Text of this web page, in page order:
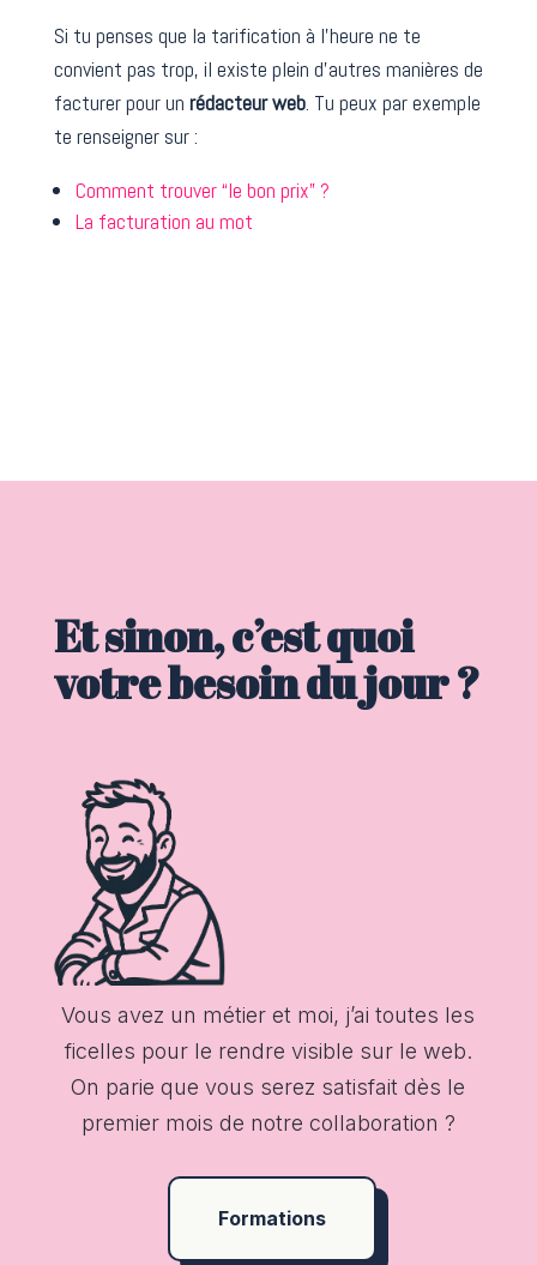
Si tu penses que la tarification à l’heure ne te
convient pas trop, il existe plein d’autres manières de
facturer pour un rédacteur web. Tu peux par exemple
te renseigner sur :
Comment trouver “le bon prix” ?
La facturation au mot
Et sinon, c’est quoi
votre besoin du jour ?
Vous avez un métier et moi, j’ai toutes les
ficelles pour le rendre visible sur le web.
On parie que vous serez satisfait dès le
premier mois de notre collaboration ?
Formations